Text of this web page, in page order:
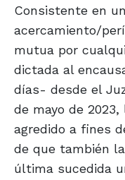
Consistente en
acercamiento/
mutua por
dictada al
días- desde el
de mayo de
agredido a fines
de que también
última sucedida